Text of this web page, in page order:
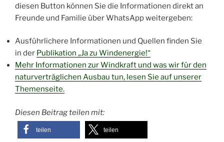
diesen Button können Sie die Informationen direkt an
Freunde und Familie über WhatsApp weitergeben:
Ausführlichere Informationen und Quellen finden Sie
in der Publikation „Ja zu Windenergie!“
Mehr Informationen zur Windkraft und was wir für den
naturverträglichen Ausbau tun, lesen Sie auf unserer
Themenseite.
Diesen Beitrag teilen mit:
teilen teilen